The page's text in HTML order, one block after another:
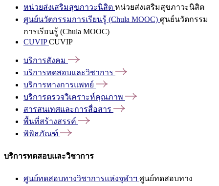
หน่วยส่งเสริมสุขภาวะนิสิต หน่วยส่งเสริมสุขภาวะนิสิต
ศูนย์นวัตกรรมการเรียนรู้ (Chula MOOC) ศูนย์นวัตกรรม
การเรียนรู้ (Chula MOOC)
CUVIPCUVIP
บริการสังคม
บริการทดสอบและวิชาการ
บริการทางการแพทย์
บริการตรวจวิเคราะห์คุณภาพ
สารสนเทศและการสื่อสาร
พื้นที่สร้างสรรค์
พิพิธภัณฑ์
บริการทดสอบและวิชาการ
ศูนย์ทดสอบทางวิชาการแห่งจุฬาฯ ศูนย์ทดสอบทาง